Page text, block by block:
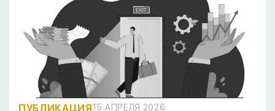
ПУБЛИКАЦИЯ15 АПРЕЛЯ 2026